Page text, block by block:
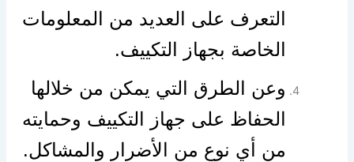
التعرف على العديد من المعلومات
الخاصة بجهاز التكييف.
وعن الطرق التي يمكن من خلالها
الحفاظ على جهاز التكييف وحمايته
من أي نوع من الأضرار والمشاكل.